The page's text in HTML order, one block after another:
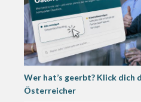
Wer hat’s geerbt? Klick dich
Österreicher